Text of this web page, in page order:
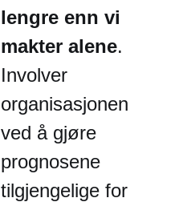
lengre enn vi
makter alene.
Involver
organisasjonen
ved å gjøre
prognosene
tilgjengelige for